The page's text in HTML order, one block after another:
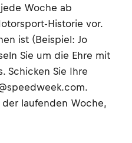
Woche ab
Historie vor.
ist (Beispiel: Jo
Sie um die Ehre mit
Schicken Sie Ihre
laufenden Woche,